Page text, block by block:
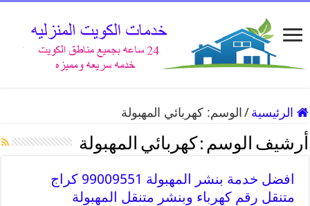
الرئيسية / الوسم:كهربائي المهبولة
أرشيف الوسم : كهربائي المهبولة
افضل خدمة بنشر المهبولة 99009551 كراج
متنقل رقم كهرباء وبنشر متنقل المهبولة